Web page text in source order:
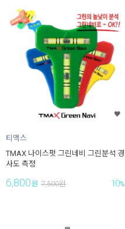
티맥스
TMAX 나이스펏 그린네비 그린분석 경
사도 측정
6,800원 7,500원 10%